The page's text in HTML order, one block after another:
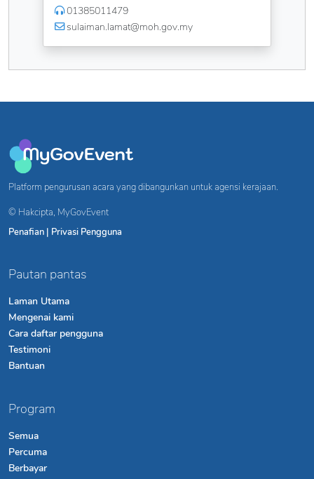
01385011479
sulaiman.lamat@moh.gov.my
Platform pengurusan acara yang dibangunkan untuk agensi kerajaan.
© Hakcipta, MyGovEvent
Penafian | Privasi Pengguna
Pautan pantas
Laman Utama
Mengenai kami
Cara daftar pengguna
Testimoni
Bantuan
Program
Semua
Percuma
Berbayar